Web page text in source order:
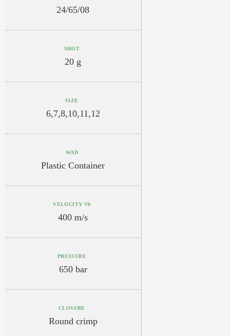
24/65/08
SHOT
20 g
SIZE
6,7,8,10,11,12
WAD
Plastic Container
VELOCITY V0
400 m/s
PRESSURE
650 bar
CLOSURE
Round crimp